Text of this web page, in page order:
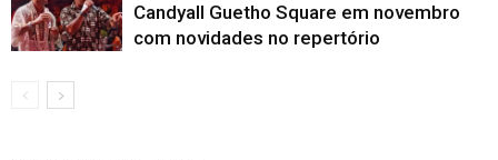
Candyall Guetho Square em novembro
com novidades no repertório